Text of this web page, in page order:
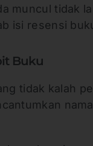
muncul tidak
isi resensi
Buku
tidak kalah